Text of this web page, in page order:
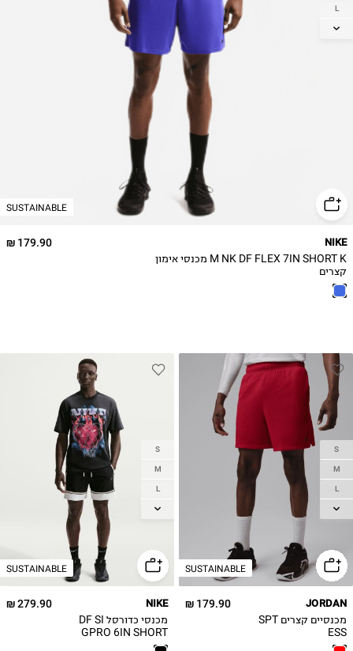
SUSTAINABLE
L
XL
179.90 ₪ NIKE
M NK DF FLEX 7IN SHORT K מכנסי אימון
קצרים
SUSTAINABLE
S
M
L
XL
3XL
179.90 ₪ JORDAN
מכנסיים קצרים SPT
ESS
SUSTAINABLE
S
M
L
XL
4XL
279.90 ₪ NIKE
מכנסי כדורסל DF SI
GPRO 6IN SHORT